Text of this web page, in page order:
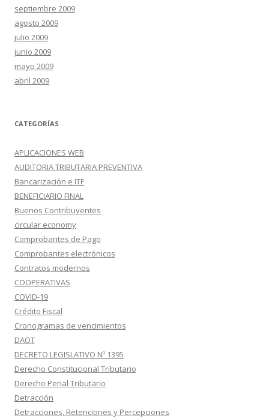
septiembre 2009
agosto 2009
julio 2009
junio 2009
mayo 2009
abril 2009
CATEGORÍAS
APLICACIONES WEB
AUDITORIA TRIBUTARIA PREVENTIVA
Bancarización e ITF
BENEFICIARIO FINAL
Buenos Contribuyentes
circular economy
Comprobantes de Pago
Comprobantes electrónicos
Contratos modernos
COOPERATIVAS
COVID-19
Crédito Fiscal
Cronogramas de vencimientos
DAOT
DECRETO LEGISLATIVO Nº 1395
Derecho Constitucional Tributario
Derecho Penal Tributario
Detracción
Detracciones, Retenciones y Percepciones